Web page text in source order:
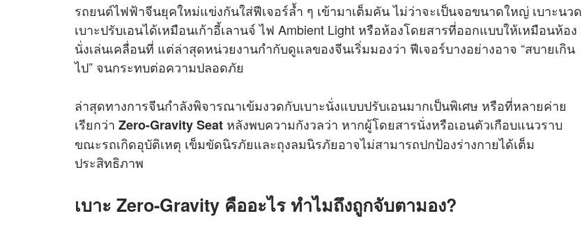
รถยนต์ไฟฟ้าจีนยุคใหม่แข่งกันใส่ฟีเจอร์ล้ำ ๆ เข้ามาเต็มคัน ไม่ว่าจะเป็นจอขนาดใหญ่ เบาะนวด
เบาะปรับเอนได้เหมือนเก้าอี้เลานจ์ ไฟ Ambient Light หรือห้องโดยสารที่ออกแบบให้เหมือนห้อง
นั่งเล่นเคลื่อนที่ แต่ล่าสุดหน่วยงานกำกับดูแลของจีนเริ่มมองว่า ฟีเจอร์บางอย่างอาจ “สบายเกิน
ไป” จนกระทบต่อความปลอดภัย
ล่าสุดทางการจีนกำลังพิจารณาเข้มงวดกับเบาะนั่งแบบปรับเอนมากเป็นพิเศษ หรือที่หลายค่าย
เรียกว่า Zero-Gravity Seat หลังพบความกังวลว่า หากผู้โดยสารนั่งหรือเอนตัวเกือบแนวราบ
ขณะรถเกิดอุบัติเหตุ เข็มขัดนิรภัยและถุงลมนิรภัยอาจไม่สามารถปกป้องร่างกายได้เต็ม
ประสิทธิภาพ
เบาะ Zero-Gravity คืออะไร ทำไมถึงถูกจับตามอง?